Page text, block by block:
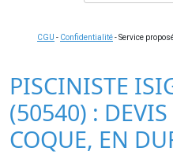
CGU - Confidentialité- Service
PISCINISTE
(50540) :
COQUE, EN